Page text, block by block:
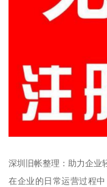
深圳旧帐整理：助力企业
在企业的日常运营过程